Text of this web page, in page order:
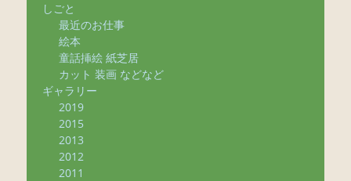
しごと
最近のお仕事
絵本
童話挿絵 紙芝居
カット 装画 などなど
ギャラリー
2019
2015
2013
2012
2011